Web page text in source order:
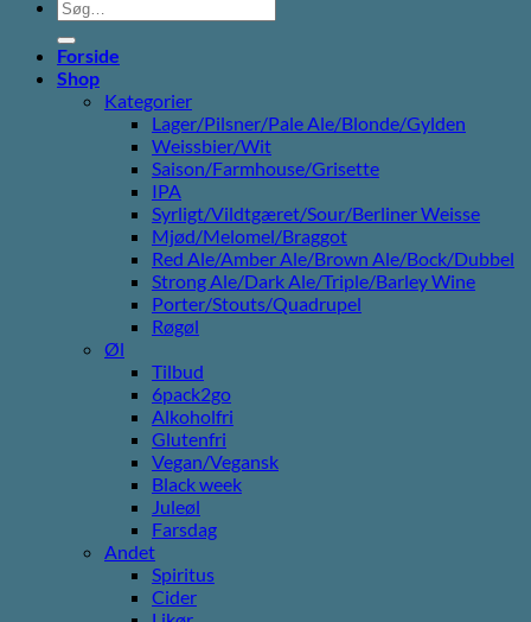
Søg
efter:
Forside
Shop
Kategorier
Lager/Pilsner/Pale Ale/Blonde/Gylden
Weissbier/Wit
Saison/Farmhouse/Grisette
IPA
Syrligt/Vildtgæret/Sour/Berliner Weisse
Mjød/Melomel/Braggot
Red Ale/Amber Ale/Brown Ale/Bock/Dubbel
Strong Ale/Dark Ale/Triple/Barley Wine
Porter/Stouts/Quadrupel
Røgøl
Øl
Tilbud
6pack2go
Alkoholfri
Glutenfri
Vegan/Vegansk
Black week
Juleøl
Farsdag
Andet
Spiritus
Cider